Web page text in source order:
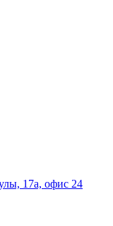
17а, офис 24